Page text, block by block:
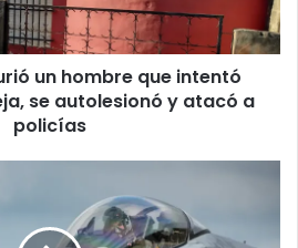
un hombre que intentó
se autolesionó y atacó a
policías